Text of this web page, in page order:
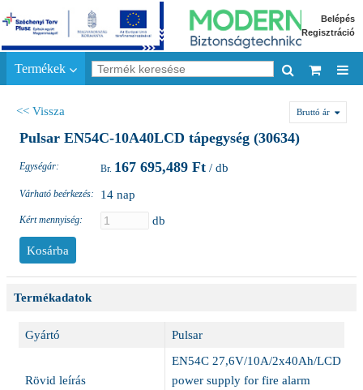
Belépés
Regisztráció
Termékek
<< Vissza Bruttó ár
Pulsar EN54C-10A40LCD tápegység (30634)
Egységár: 167 695,489 Ft / db
Várható beérkezés: 14 nap
Kért mennyiség: db
Termékadatok
Gyártó Pulsar
Rövid leírás
EN54C 27,6V/10A/2x40Ah/LCD
power supply for fire alarm